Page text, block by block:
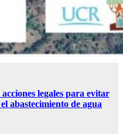
legales para evitar
abastecimiento de agua